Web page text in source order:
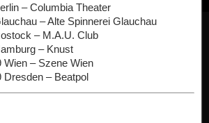
– Columbia Theater
– Alte Spinnerei Glauchau
– M.A.U. Club
– Knust
– Szene Wien
Dresden – Beatpol